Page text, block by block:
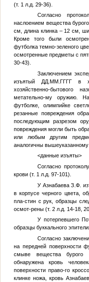
(т. 1 л.д. 29-36).
Согласно
наслоением вещества
см, длина клинка – 12 см,
Кроме того были
футболка темно-зеленого
осмотренные предметы с
30-43).
Заключением
изъятый ДД.ММ.ГГГГ в
хозяйственно-бытового
метательно-му оружию.
футболке, олимпийке
резанные повреждения
последующим разрезом
повреждения могли быть
или любым другим
аналогичны вышеуказанному
<данные изъяты>
Согласно
крови (т. 1 л.д. 97-101).
У Азнабаева З.Ф.
в корпусе черного цвета,
пла-стин с рук, образцы
осмот-рены (т. 2 л.д. 14-18,
У потерпевшего
образцы буккального
Согласно
на передней поверхности
смыве вещества бурого
обнаружена кровь
поверхности право-го
клинке ножа, кровь